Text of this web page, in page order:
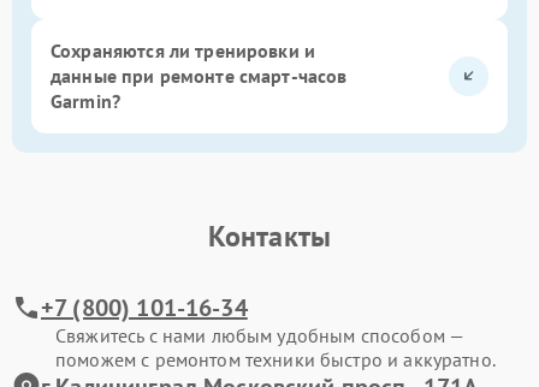
Сохраняются ли тренировки и
данные при ремонте смарт-часов
Garmin?
Контакты
+7 (800) 101-16-34
Свяжитесь с нами любым удобным способом —
поможем с ремонтом техники быстро и аккуратно.